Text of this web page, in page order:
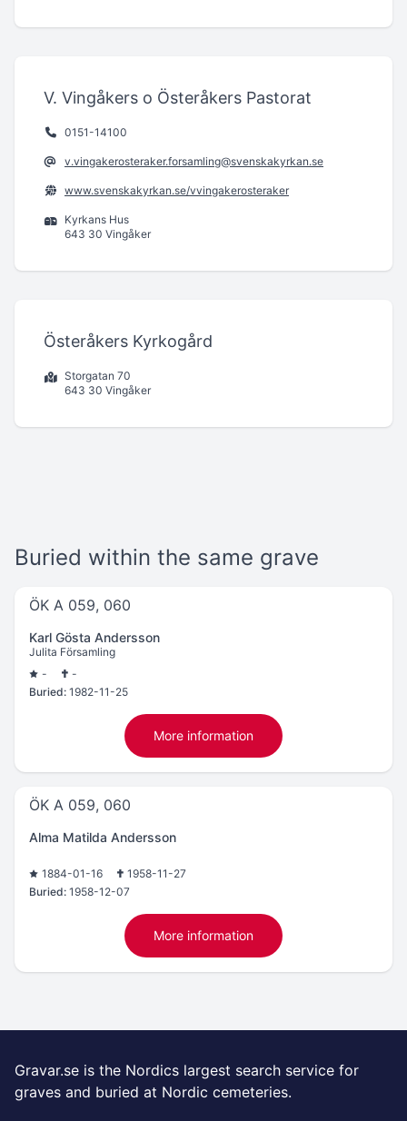
V. Vingåkers o Österåkers Pastorat
0151-14100
v.vingakerosteraker.forsamling@svenskakyrkan.se
www.svenskakyrkan.se/vvingakerosteraker
Kyrkans Hus
643 30 Vingåker
Österåkers Kyrkogård
Storgatan 70
643 30 Vingåker
Buried within the same grave
ÖK A 059, 060
Karl Gösta Andersson
Julita Församling
-
-
Buried: 1982-11-25
More information
ÖK A 059, 060
Alma Matilda Andersson
1884-01-16
1958-11-27
Buried: 1958-12-07
More information
Gravar.se is the Nordics largest search service for
graves and buried at Nordic cemeteries.